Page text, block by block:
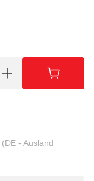
(DE - Ausland